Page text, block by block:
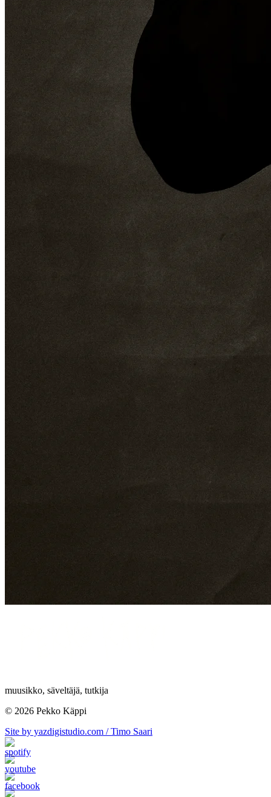
muusikko, säveltäjä, tutkija
© 2026 Pekko Käppi
Site by yazdigistudio.com / Timo Saari